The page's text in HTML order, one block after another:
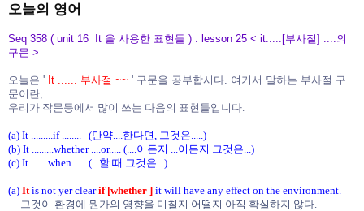
오늘의 영어
Seq 358 ( unit 16 It 을 사용한 표현들 ) : lesson 25 < it.....[부사절] ....의
구문 >
오늘은 ' It ...... 부사절 ~~ ' 구문을 공부합시다. 여기서 말하는 부사절 구
문이란,
우리가 작문등에서 많이 쓰는 다음의 표현들입니다.
(a) It .........if ........ (만약....한다면, 그것은.....)
(b) It .........whether ....or..... (....이든지 ...이든지 그것은...)
(c) It........when...... (...할 때 그것은...)
(a) It is not yer clear if [whether ] it will have any effect on the environment.
그것이 환경에 뭔가의 영향을 미칠지 어떨지 아직 확실하지 않다.